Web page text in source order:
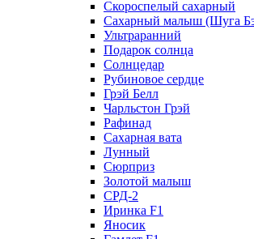
Скороспелый сахарный
Сахарный малыш (Шуга
Ультраранний
Подарок солнца
Солнцедар
Рубиновое сердце
Грэй Белл
Чарльстон Грэй
Рафинад
Сахарная вата
Лунный
Сюрприз
Золотой малыш
СРД-2
Иринка F1
Яносик